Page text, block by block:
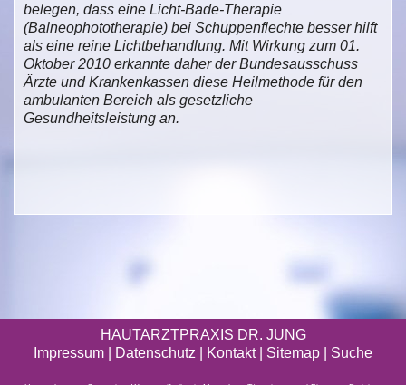
belegen, dass eine Licht-Bade-Therapie
(Balneophototherapie) bei Schuppenflechte besser hilft
als eine reine Lichtbehandlung. Mit Wirkung zum 01.
Oktober 2010 erkannte daher der Bundesausschuss
Ärzte und Krankenkassen diese Heilmethode für den
ambulanten Bereich als gesetzliche
Gesundheitsleistung an.
HAUTARZTPRAXIS DR. JUNG
Impressum
Datenschutz | Kontakt | Sitemap Suche